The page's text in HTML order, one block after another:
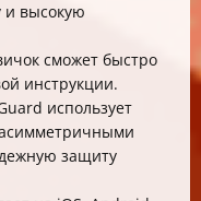
и высокую
сможет быстро
инструкции.
использует
защиту